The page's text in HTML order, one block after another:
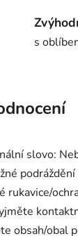
s
slovo:
obsah/obal